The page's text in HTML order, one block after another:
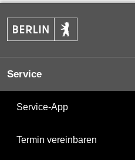
Service
Service-App
Termin vereinbaren